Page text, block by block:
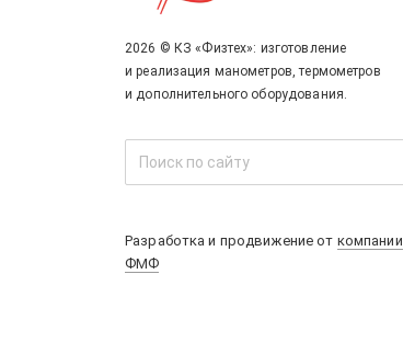
2026 © КЗ «Физтех»: изготовление
и реализация манометров, термометров
и дополнительного оборудования.
Разработка и продвижение от компании
ФМФ